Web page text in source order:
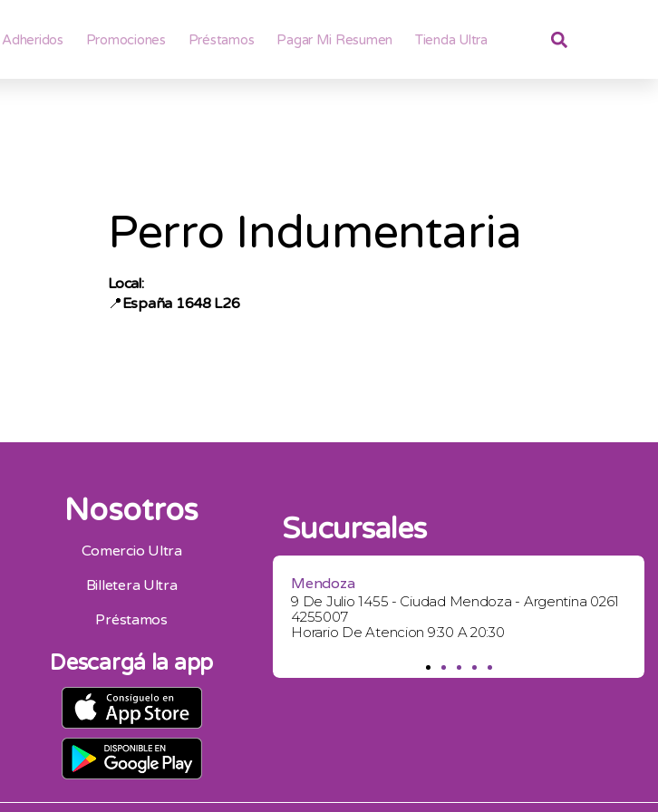
Promociones Préstamos Pagar Mi Resumen Tienda Ultra
Perro Indumentaria
Local:
📍España 1648 L26
Nosotros
Comercio Ultra
Billetera Ultra
Préstamos
Descargá la app
Sucursales
9:00 A 13:00 | 16:30 A 20:30
13:00
Mendoza
9 De Julio 1455 - Ciudad Mendoza - Argentina 0261
4255007
Horario De Atencion 9:30 A 20:30